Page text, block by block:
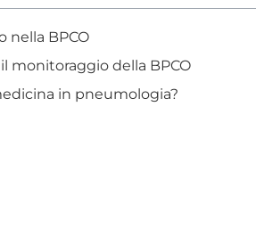
nella BPCO
monitoraggio della BPCO
in pneumologia?